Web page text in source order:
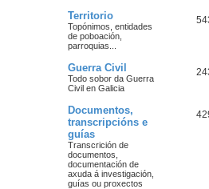
Territorio
Topónimos, entidades
de poboación,
parroquias...
Guerra Civil
Todo sobor da Guerra
Civil en Galicia
Documentos,
transcripcións e
guías
Transcrición de
documentos,
documentación de
axuda á investigación,
guías ou proxectos